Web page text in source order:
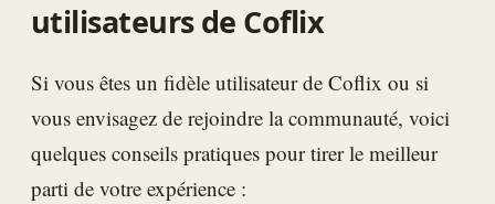
utilisateurs de Coflix
Si vous êtes un fidèle utilisateur de Coflix ou si
vous envisagez de rejoindre la communauté, voici
quelques conseils pratiques pour tirer le meilleur
parti de votre expérience :